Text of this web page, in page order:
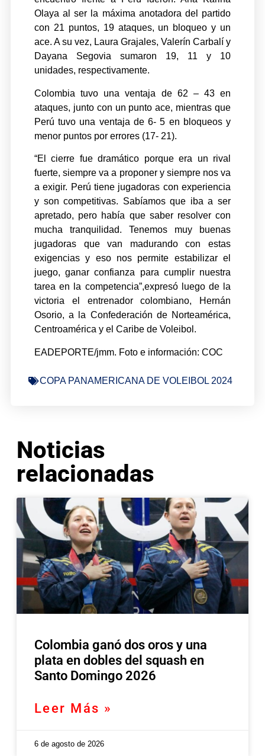
Olaya al ser la máxima anotadora del partido
con 21 puntos, 19 ataques, un bloqueo y un
ace. A su vez, Laura Grajales, Valerín Carbalí y
Dayana Segovia sumaron 19, 11 y 10
unidades, respectivamente.
Colombia tuvo una ventaja de 62 – 43 en
ataques, junto con un punto ace, mientras que
Perú tuvo una ventaja de 6- 5 en bloqueos y
menor puntos por errores (17- 21).
“El cierre fue dramático porque era un rival
fuerte, siempre va a proponer y siempre nos va
a exigir. Perú tiene jugadoras con experiencia
y son competitivas. Sabíamos que iba a ser
apretado, pero había que saber resolver con
mucha tranquilidad. Tenemos muy buenas
jugadoras que van madurando con estas
exigencias y eso nos permite estabilizar el
juego, ganar confianza para cumplir nuestra
tarea en la competencia”,expresó luego de la
victoria el entrenador colombiano, Hernán
Osorio, a la Confederación de Norteamérica,
Centroamérica y el Caribe de Voleibol.
EADEPORTE/jmm. Foto e información: COC
COPA PANAMERICANA DE VOLEIBOL 2024
Noticias
relacionadas
Colombia ganó dos oros y una
plata en dobles del squash en
Santo Domingo 2026
Leer Más »
6 de agosto de 2026